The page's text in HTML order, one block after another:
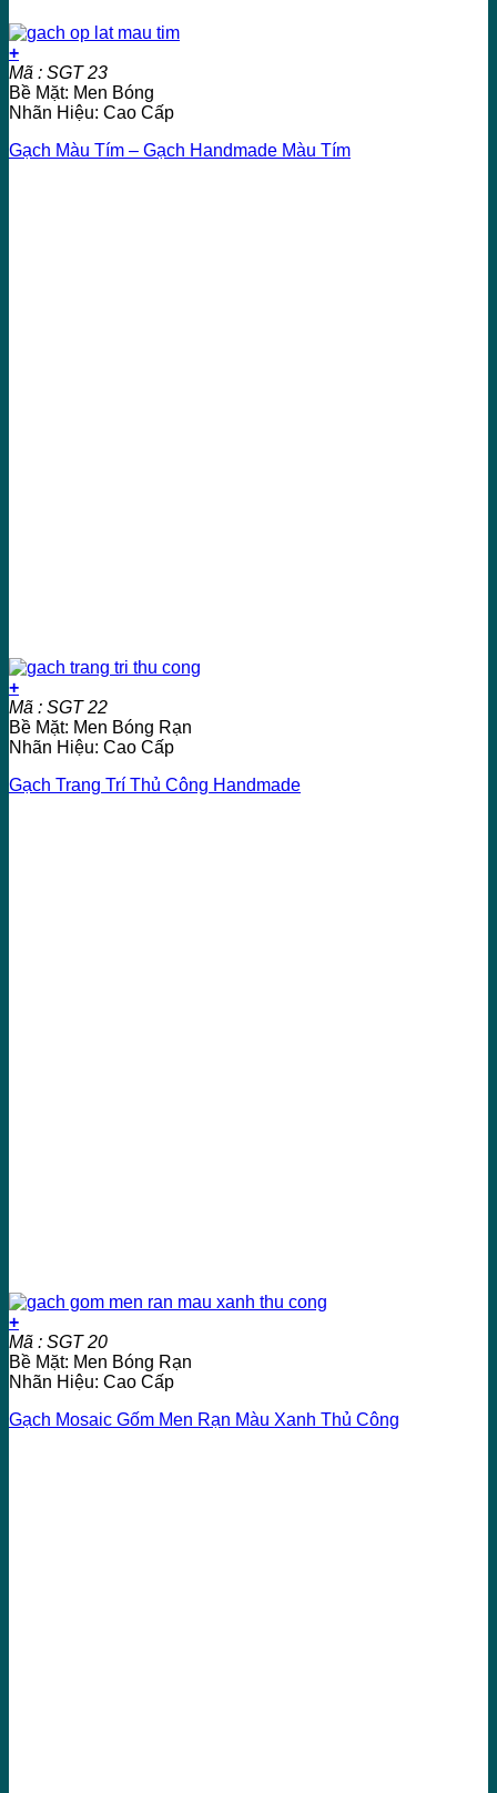
+
Mã : SGT 23
Bề Mặt: Men Bóng
Nhãn Hiệu: Cao Cấp
Gạch Màu Tím – Gạch Handmade Màu Tím
+
Mã : SGT 22
Bề Mặt: Men Bóng Rạn
Nhãn Hiệu: Cao Cấp
Gạch Trang Trí Thủ Công Handmade
+
Mã : SGT 20
Bề Mặt: Men Bóng Rạn
Nhãn Hiệu: Cao Cấp
Gạch Mosaic Gốm Men Rạn Màu Xanh Thủ Công